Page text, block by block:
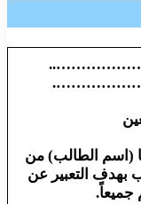
…………………..
………………….
(اسم الطالب) من
بهدف التعبير عن
جميعاً.